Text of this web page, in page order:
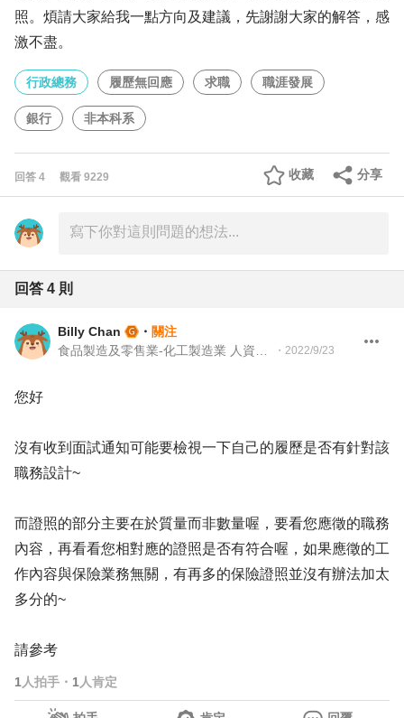
照。煩請大家給我一點方向及建議，先謝謝大家的解答，感
激不盡。
行政總務 履歷無回應 求職 職涯發展
銀行 非本科系
回答 4 觀看 9229 分享
收藏
回答 4 則
Billy Chan ・ 關注
・ 2022/9/23
您好
沒有收到面試通知可能要檢視一下自己的履歷是否有針對該
職務設計~
而證照的部分主要在於質量而非數量喔，要看您應徵的職務
內容，再看看您相對應的證照是否有符合喔，如果應徵的工
作內容與保險業務無關，有再多的保險證照並沒有辦法加太
多分的~
請參考
1 人拍手 ・ 1 人肯定